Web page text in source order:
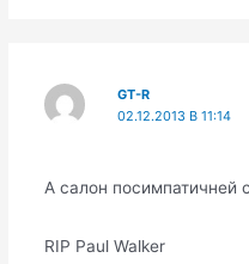
GT-R
02.12.2013 В 11:14
А салон посимпатичней
RIP Paul Walker